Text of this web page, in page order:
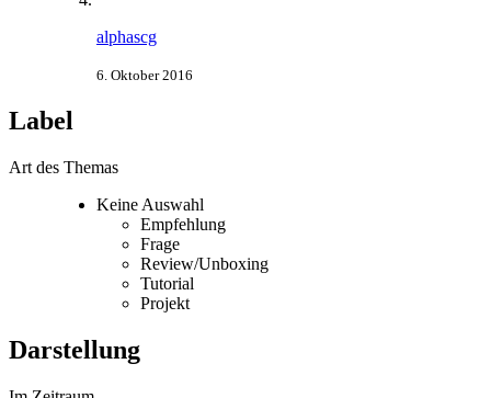
alphascg
6. Oktober 2016
Label
Art des Themas
Keine Auswahl
Empfehlung
Frage
Review/Unboxing
Tutorial
Projekt
Darstellung